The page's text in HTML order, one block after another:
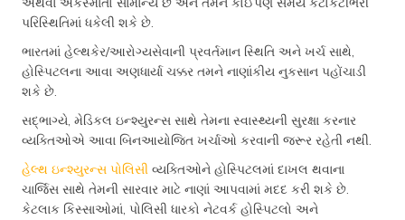
પરિસ્થિતિમાં ધકેલી શકે છે.
ભારતમાં હેલ્થકેર/આરોગ્યસેવાની પ્રવર્તમાન સ્થિતિ અને ખર્ચ સાથે,
હોસ્પિટલના આવા અણધાર્યા ચક્કર તમને નાણાંકીય નુકસાન પહોંચાડી
શકે છે.
સદ્ભાગ્યે, મેડિકલ ઇન્શ્યુરન્સ સાથે તેમના સ્વાસ્થ્યની સુરક્ષા કરનાર
વ્યક્તિઓએ આવા બિનઆયોજિત ખર્ચાઓ કરવાની જરૂર રહેતી નથી.
હેલ્થ ઇન્શ્યુરન્સ પોલિસી વ્યક્તિઓને હોસ્પિટલમાં દાખલ થવાના
ચાર્જિસ સાથે તેમની સારવાર માટે નાણાં આપવામાં મદદ કરી શકે છે.
કેટલાક કિસ્સાઓમાં, પોલિસી ધારકો નેટવર્ક હોસ્પિટલો અને